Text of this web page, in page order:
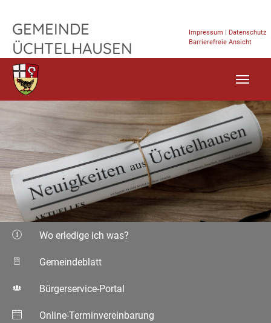
GEMEINDE
ÜCHTELHAUSEN
Impressum | Datenschutz
Barrierefreie Ansicht
Wo erledige ich was?
Gemeindeblatt
Bürgerservice-Portal
Online-Terminvereinbarung